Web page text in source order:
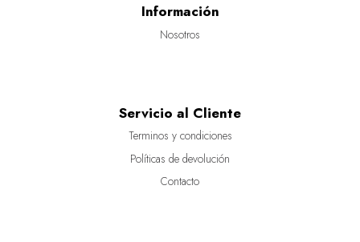
Información
Nosotros
Servicio al Cliente
Terminos y condiciones
Políticas de devolución
Contacto